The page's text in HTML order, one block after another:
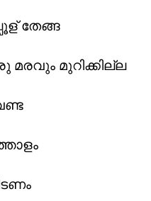
തേങ്ങ
മരവും മുറിക്കില്ല